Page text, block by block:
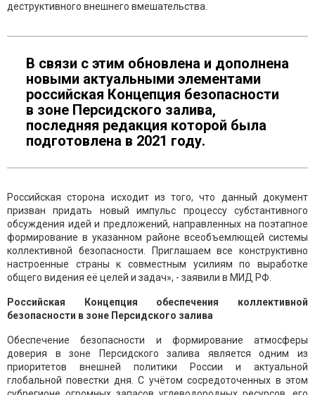
деструктивного внешнего вмешательства.
В связи с этим обновлена и дополнена
новыми актуальными элементами
российская Концепция безопасности
в зоне Персидского залива,
последняя редакция которой была
подготовлена в 2021 году.
Российская сторона исходит из того, что данный документ
призван придать новый импульс процессу субстантивного
обсуждения идей и предложений, направленных на поэтапное
формирование в указанном районе всеобъемлющей системы
коллективной безопасности. Приглашаем все конструктивно
настроенные страны к совместным усилиям по выработке
общего видения её целей и задач», - заявили в МИД РФ.
Российская Концепция обеспечения коллективной
безопасности в зоне Персидского залива
Обеспечение безопасности и формирование атмосферы
доверия в зоне Персидского залива является одним из
приоритетов внешней политики России и актуальной
глобальной повестки дня. С учётом сосредоточенных в этом